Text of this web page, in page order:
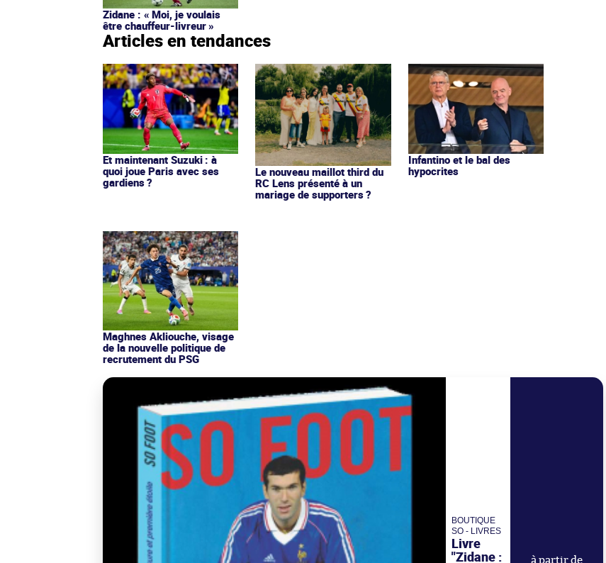
Zidane : « Moi, je voulais
être chauffeur-livreur »
Articles en tendances
Et maintenant Suzuki : à
quoi joue Paris avec ses
gardiens ?
Le nouveau maillot third du
RC Lens présenté à un
mariage de supporters ?
Infantino et le bal des
hypocrites
Maghnes Akliouche, visage
de la nouvelle politique de
recrutement du PSG
BOUTIQUE
SO - LIVRES
Livre
"Zidane :
à partir de